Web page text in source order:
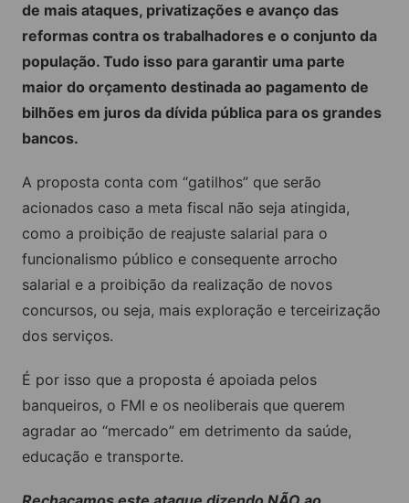
de mais ataques, privatizações e avanço das
reformas contra os trabalhadores e o conjunto da
população. Tudo isso para garantir uma parte
maior do orçamento destinada ao pagamento de
bilhões em juros da dívida pública para os grandes
bancos.
A proposta conta com “gatilhos” que serão
acionados caso a meta fiscal não seja atingida,
como a proibição de reajuste salarial para o
funcionalismo público e consequente arrocho
salarial e a proibição da realização de novos
concursos, ou seja, mais exploração e terceirização
dos serviços.
É por isso que a proposta é apoiada pelos
banqueiros, o FMI e os neoliberais que querem
agradar ao “mercado” em detrimento da saúde,
educação e transporte.